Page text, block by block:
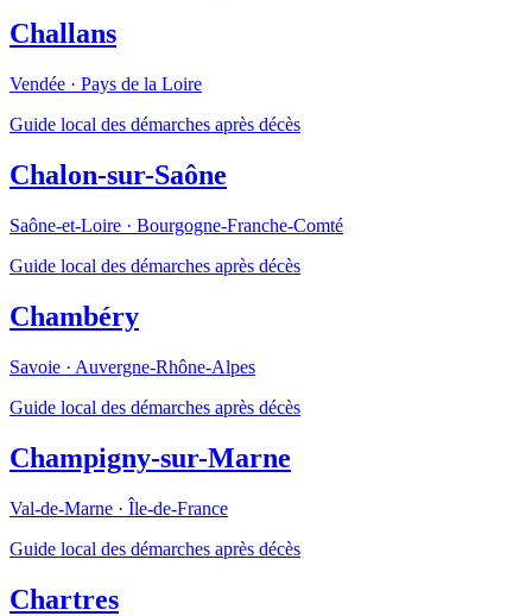
Challans
Vendée · Pays de la Loire
Guide local des démarches après décès
Chalon-sur-Saône
Saône-et-Loire · Bourgogne-Franche-Comté
Guide local des démarches après décès
Chambéry
Savoie · Auvergne-Rhône-Alpes
Guide local des démarches après décès
Champigny-sur-Marne
Val-de-Marne · Île-de-France
Guide local des démarches après décès
Chartres